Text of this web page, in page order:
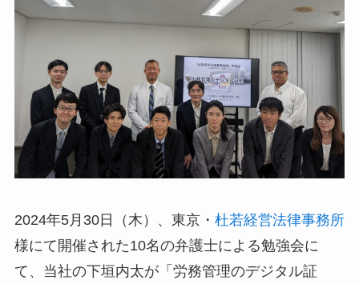
2024年5月30日（木）、東京・ 杜若経営法律事務所
様にて開催された10名の弁護士による勉強会に
て、当社の下垣内太が「労務管理のデジタル証